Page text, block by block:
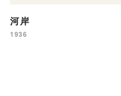
河岸
1936